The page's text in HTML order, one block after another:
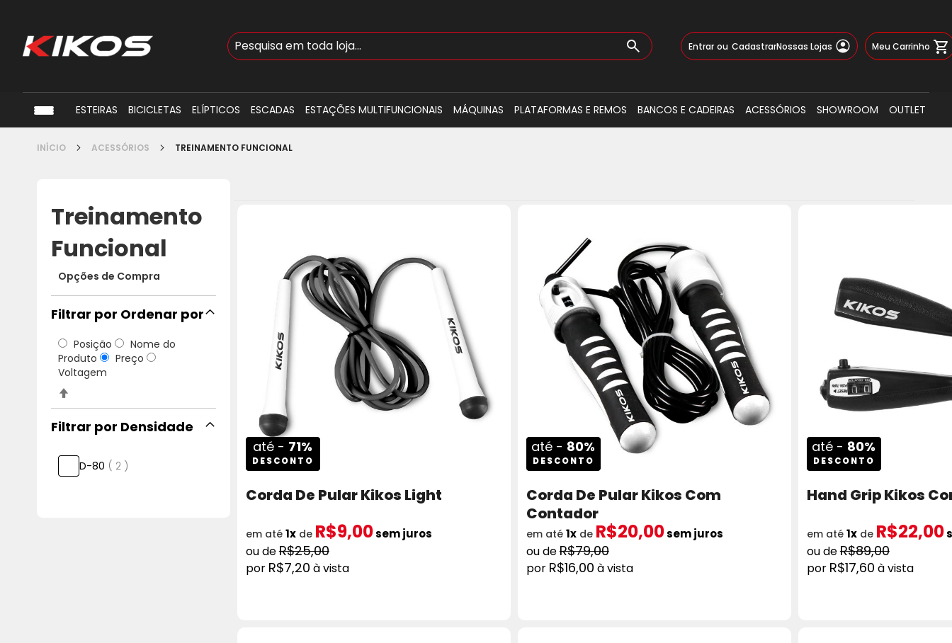
Busca
Pular
para
Entrar CadastrarNossas Lojas Meu Carrinho
ESTEIRAS BICICLETAS ELÍPTICOS ESCADAS ESTAÇÕES MULTIFUNCIONAIS MÁQUINAS PLATAFORMAS E REMOS BANCOS E CADEIRAS ACESSÓRIOS SHOWROOM OUTLET
INÍCIO ACESSÓRIOS TREINAMENTO FUNCIONAL
até - 71%
DESCONTO
Corda De Pular Kikos Light
R$25,00
R$7,20 à vista
em até 1xde R$9,00sem juros
até - 80%
DESCONTO
Corda De Pular Kikos Com
Contador
R$79,00
R$16,00 à vista
em até 1xde R$20,00sem juros
até - 80%
DESCONTO
Hand Grip Kikos
R$89,00
R$17,60 à vista
em até 1xde R$22,00
Treinamento
Funcional
Opções de Compra
Ordenar por
Posição
Nome do
Produto
Preço
Voltagem
Direção
DecrescenteDensidade
D-80 2 itens